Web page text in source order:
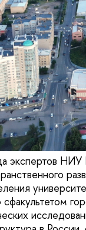
экспертов